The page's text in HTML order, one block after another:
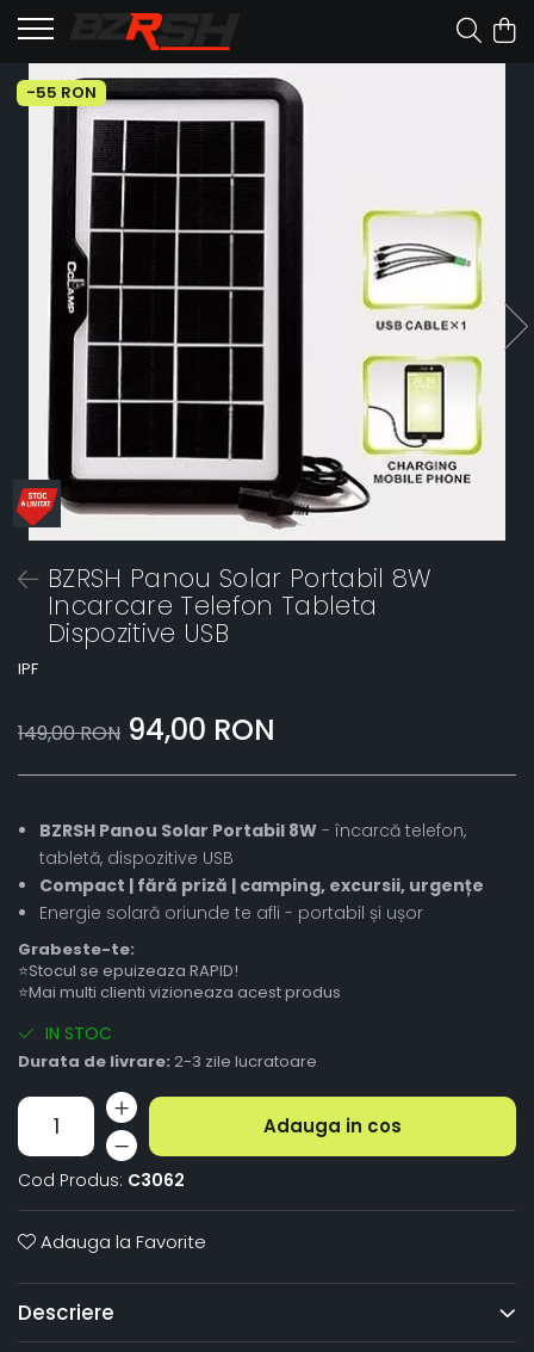
-55 RON
BZRSH Panou Solar Portabil 8W
Incarcare Telefon Tableta
Dispozitive USB
IPF
149,00 RON 94,00 RON
BZRSH Panou Solar Portabil 8W - încarcă telefon,
tabletă, dispozitive USB
Compact | fără priză | camping, excursii, urgențe
Energie solară oriunde te afli - portabil și ușor
Grabeste-te:
⭐Stocul se epuizeaza RAPID!
⭐Mai multi clienti vizioneaza acest produs
IN STOC
Durata de livrare: 2-3 zile lucratoare
Adauga in cos
Cod Produs: C3062
Adauga la Favorite
Descriere